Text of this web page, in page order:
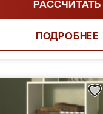
РАССЧИТАТЬ
ПОДРОБНЕЕ